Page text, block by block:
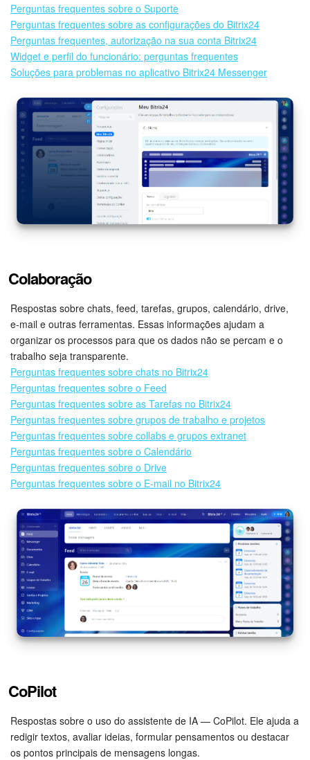
Sales Center
Análise CRM
Automação
Marketing
Bitrix24.Sites
Loja On-line
Assinatura eletrônica para RH
Assinatura eletrônica
Base de conhecimento
Videoconferências em HD
Processos de negócio
Assinatura
Configurações
Widget de colaborador
Bitrix24 Messenger
Questões Gerais
Novidades do Helpdesk (arquivo)
Perguntas frequentes sobre o Suporte
Perguntas frequentes sobre as configurações do Bitrix24
Perguntas frequentes, autorização na sua conta Bitrix24
Widget e perfil do funcionário: perguntas frequentes
Soluções para problemas no aplicativo Bitrix24 Messenger
Colaboração
Respostas sobre chats, feed, tarefas, grupos, calendário, drive,
e-mail e outras ferramentas. Essas informações ajudam a
organizar os processos para que os dados não se percam e o
trabalho seja transparente.
Perguntas frequentes sobre chats no Bitrix24
Perguntas frequentes sobre o Feed
Perguntas frequentes sobre as Tarefas no Bitrix24
Perguntas frequentes sobre grupos de trabalho e projetos
Perguntas frequentes sobre collabs e grupos extranet
Perguntas frequentes sobre o Calendário
Perguntas frequentes sobre o Drive
Perguntas frequentes sobre o E-mail no Bitrix24
CoPilot
Respostas sobre o uso do assistente de IA — CoPilot. Ele ajuda a
redigir textos, avaliar ideias, formular pensamentos ou destacar
os pontos principais de mensagens longas.